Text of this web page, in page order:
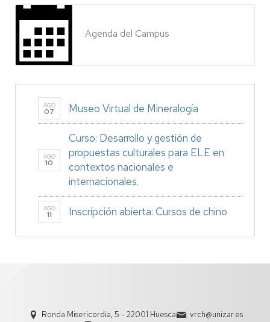
Agenda del Campus
AGO
07 Museo Virtual de Mineralogía
AGO
10
Curso: Desarrollo y gestión de
propuestas culturales para ELE en
contextos nacionales e
internacionales.
AGO
11 Inscripción abierta: Cursos de chino
Ronda Misericordia, 5 - 22001 Huesca
vrch@unizar.es